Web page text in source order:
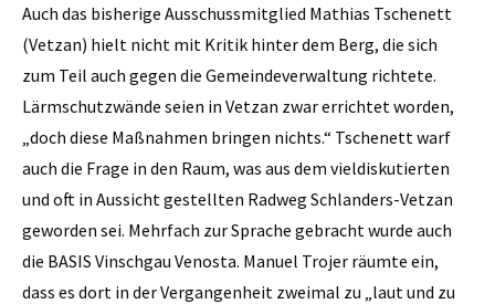
Auch das bisherige Ausschussmitglied Mathias Tschenett
(Vetzan) hielt nicht mit Kritik hinter dem Berg, die sich
zum Teil auch gegen die Gemeindeverwaltung richtete.
Lärmschutzwände seien in Vetzan zwar errichtet worden,
„doch diese Maßnahmen bringen nichts.“ Tschenett warf
auch die Frage in den Raum, was aus dem vieldiskutierten
und oft in Aussicht gestellten Radweg Schlanders-Vetzan
geworden sei. Mehrfach zur Sprache gebracht wurde auch
die BASIS Vinschgau Venosta. Manuel Trojer räumte ein,
dass es dort in der Vergangenheit zweimal zu „laut und zu